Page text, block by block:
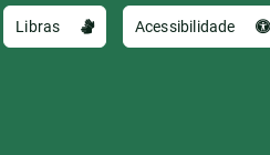
Libras Acessibilidade